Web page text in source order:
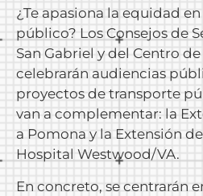
¿Te apasiona la equidad
público? Los Consejos de
San Gabriel y del Centro
celebrarán audiencias
proyectos de transporte
van a complementar: la
a Pomona y la Extensión
Hospital Westwood/VA.
En concreto, se centrarán